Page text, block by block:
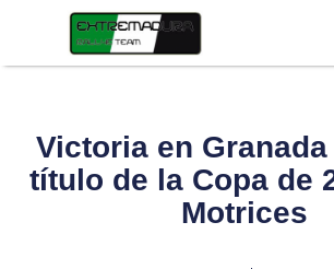
Victoria en
título de la Copa de
Motrices